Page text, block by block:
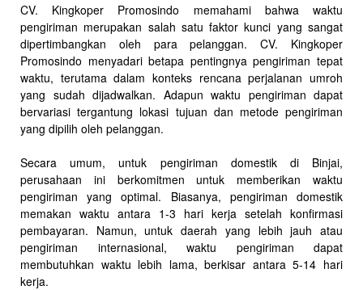
CV. Kingkoper Promosindo memahami bahwa waktu
pengiriman merupakan salah satu faktor kunci yang sangat
dipertimbangkan oleh para pelanggan. CV. Kingkoper
Promosindo menyadari betapa pentingnya pengiriman tepat
waktu, terutama dalam konteks rencana perjalanan umroh
yang sudah dijadwalkan. Adapun waktu pengiriman dapat
bervariasi tergantung lokasi tujuan dan metode pengiriman
yang dipilih oleh pelanggan.
Secara umum, untuk pengiriman domestik di Binjai,
perusahaan ini berkomitmen untuk memberikan waktu
pengiriman yang optimal. Biasanya, pengiriman domestik
memakan waktu antara 1-3 hari kerja setelah konfirmasi
pembayaran. Namun, untuk daerah yang lebih jauh atau
pengiriman internasional, waktu pengiriman dapat
membutuhkan waktu lebih lama, berkisar antara 5-14 hari
kerja.